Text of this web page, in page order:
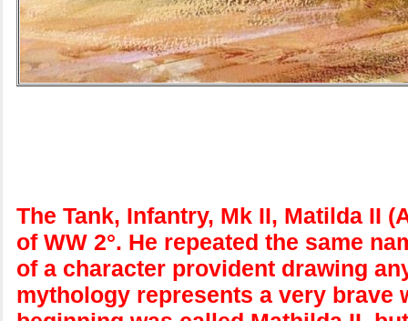
The Tank, Infantry, Mk II, Matilda II
of WW 2°. He repeated the same
of a character provident drawing
mythology represents a very brave